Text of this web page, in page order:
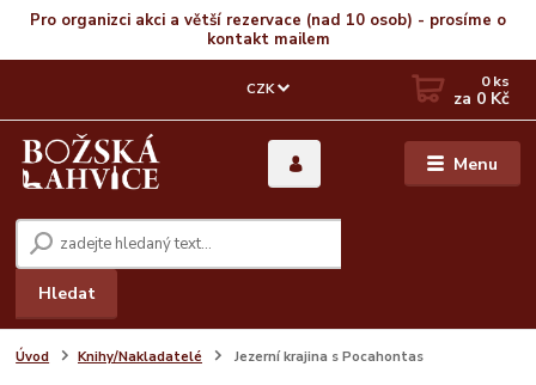
Pro organizci akci a větší rezervace (nad 10 osob) - prosíme o
kontakt mailem
Menu
CZK
Hledat
0ks
za 0 Kč
Úvod Knihy/Nakladatelé Jezerní krajina s Pocahontas